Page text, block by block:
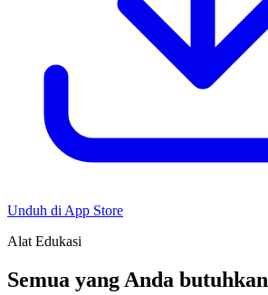
Unduh di App Store
Alat Edukasi
Semua yang Anda butuhkan